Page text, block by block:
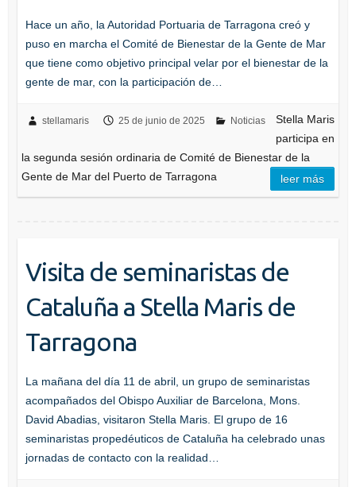
Hace un año, la Autoridad Portuaria de Tarragona creó y
puso en marcha el Comité de Bienestar de la Gente de Mar
que tiene como objetivo principal velar por el bienestar de la
gente de mar, con la participación de…
stellamaris 25 de junio de 2025 Noticias
Stella Maris
participa en
la segunda sesión ordinaria de Comité de Bienestar de la
Gente de Mar del Puerto de Tarragona
leer más
Visita de seminaristas de
Cataluña a Stella Maris de
Tarragona
La mañana del día 11 de abril, un grupo de seminaristas
acompañados del Obispo Auxiliar de Barcelona, Mons.
David Abadias, visitaron Stella Maris. El grupo de 16
seminaristas propedéuticos de Cataluña ha celebrado unas
jornadas de contacto con la realidad…